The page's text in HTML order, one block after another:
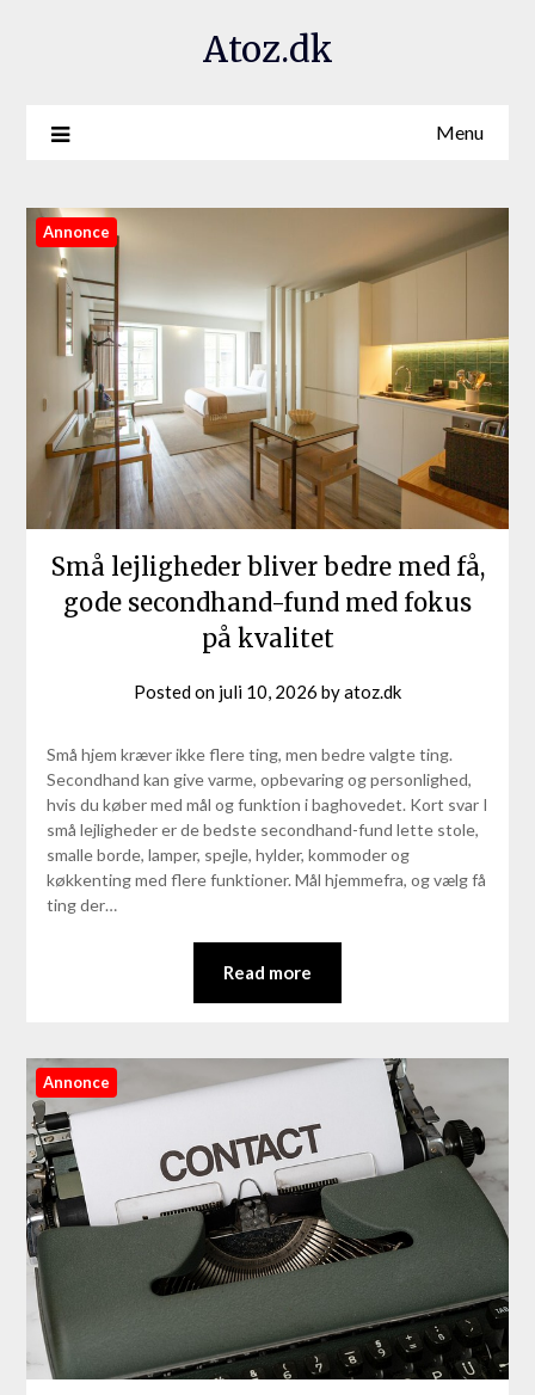
Atoz.dk
Menu
Annonce
Små lejligheder bliver bedre med få,
gode secondhand-fund med fokus
på kvalitet
Posted on juli 10, 2026 byatoz.dk
Små hjem kræver ikke flere ting, men bedre valgte ting.
Secondhand kan give varme, opbevaring og personlighed,
hvis du køber med mål og funktion i baghovedet. Kort svar I
små lejligheder er de bedste secondhand-fund lette stole,
smalle borde, lamper, spejle, hylder, kommoder og
køkkenting med flere funktioner. Mål hjemmefra, og vælg få
ting der…
Read more
Annonce